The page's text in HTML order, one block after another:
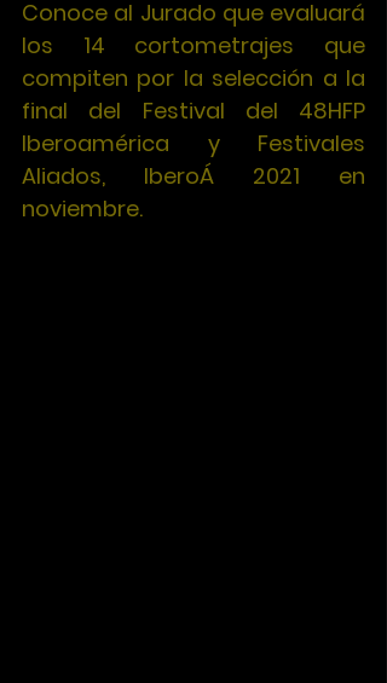
Conoce al Jurado que evaluará
los 14 cortometrajes que
compiten por la selección a la
final del Festival del 48HFP
Iberoamérica y Festivales
Aliados, IberoÁ 2021 en
noviembre.